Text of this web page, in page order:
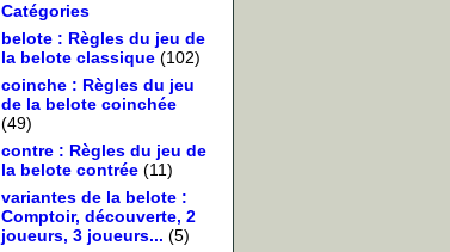
Catégories
belote : Règles du jeu de
la belote classique (102)
coinche : Règles du jeu
de la belote coinchée
(49)
contre : Règles du jeu de
la belote contrée (11)
variantes de la belote :
Comptoir, découverte, 2
joueurs, 3 joueurs... (5)